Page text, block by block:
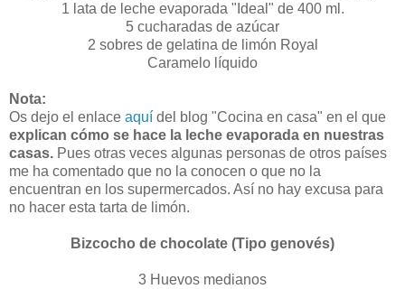
1 lata de leche evaporada "Ideal" de 400 ml.
5 cucharadas de azúcar
2 sobres de gelatina de limón Royal
Caramelo líquido
Nota:
Os dejo el enlace aquí del blog "Cocina en casa" en el que
explican cómo se hace la leche evaporada en nuestras
casas. Pues otras veces algunas personas de otros países
me ha comentado que no la conocen o que no la
encuentran en los supermercados. Así no hay excusa para
no hacer esta tarta de limón.
Bizcocho de chocolate (Tipo genovés)
3 Huevos medianos